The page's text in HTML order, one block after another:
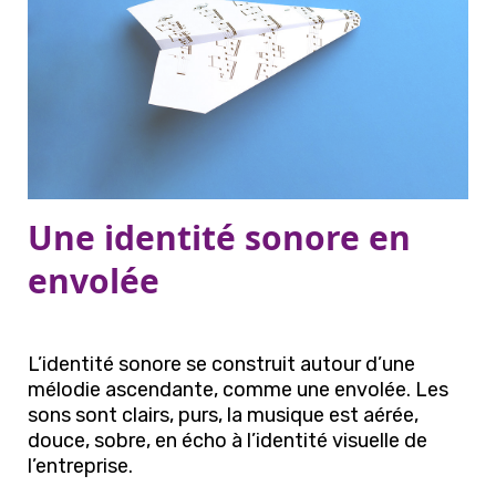
Une identité sonore en
envolée
L’identité sonore se construit autour d’une
mélodie ascendante, comme une envolée. Les
sons sont clairs, purs, la musique est aérée,
douce, sobre, en écho à l’identité visuelle de
l’entreprise.